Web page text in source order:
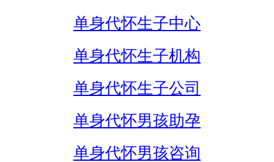
单身代怀生子中心
单身代怀生子机构
单身代怀生子公司
单身代怀男孩助孕
单身代怀男孩咨询